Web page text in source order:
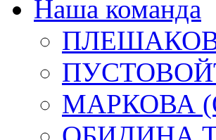
Наша команда
ПЛЕШАКОВ
МАРКОВА